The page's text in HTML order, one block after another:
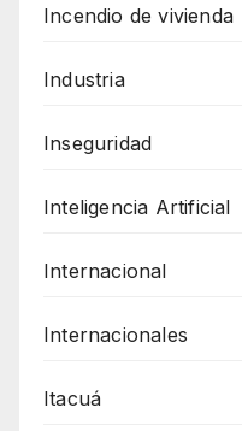
Incendio de vivienda
Industria
Inseguridad
Inteligencia Artificial
Internacional
Internacionales
Itacuá